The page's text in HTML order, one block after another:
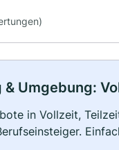
& Umgebung:
in Vollzeit,